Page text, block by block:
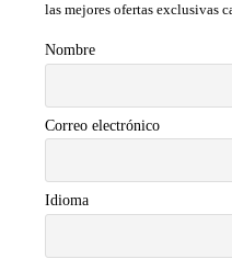
las mejores ofertas exclusivas
Nombre
Correo electrónico
Idioma